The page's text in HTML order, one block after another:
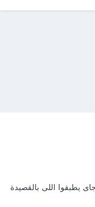
يطبقوا اللى بالقصيدة